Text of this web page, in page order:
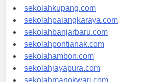
sekolahmanado.com
sekolahkupang.com
sekolahpalangkaraya.com
sekolahbanjarbaru.com
sekolahpontianak.com
sekolahambon.com
sekolahjayapura.com